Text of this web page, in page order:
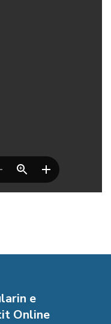
e
Online